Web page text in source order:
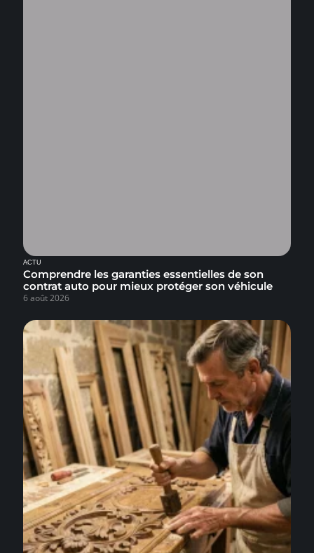
ACTU
Comprendre les garanties essentielles de son
contrat auto pour mieux protéger son véhicule
6 août 2026